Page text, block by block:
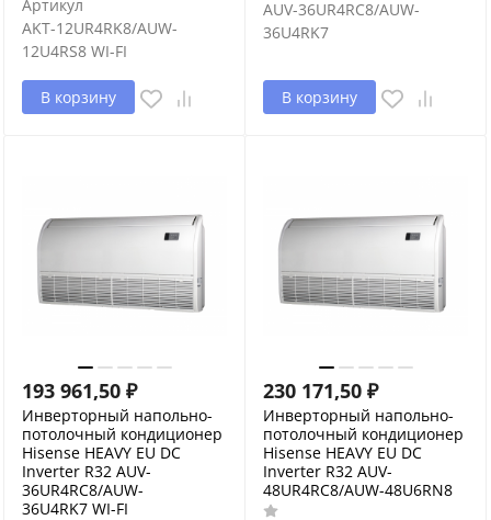
Артикул
AKT-12UR4RK8/AUW-
12U4RS8 WI-FI
В корзину
AUV-36UR4RC8/AUW-
36U4RK7
В корзину
193 961,50 ₽
Инверторный напольно-
потолочный кондиционер
Hisense HEAVY EU DC
Inverter R32 AUV-
36UR4RC8/AUW-
36U4RK7 WI-FI
230 171,50 ₽
Инверторный напольно-
потолочный кондиционер
Hisense HEAVY EU DC
Inverter R32 AUV-
48UR4RC8/AUW-48U6RN8